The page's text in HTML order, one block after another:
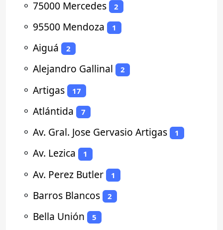
⚬ 75000 Mercedes 2
⚬ 95500 Mendoza 1
⚬ Aiguá 2
⚬ Alejandro Gallinal 2
⚬ Artigas 17
⚬ Atlántida 7
⚬ Av. Gral. Jose Gervasio Artigas 1
⚬ Av. Lezica 1
⚬ Av. Perez Butler 1
⚬ Barros Blancos 2
⚬ Bella Unión 5